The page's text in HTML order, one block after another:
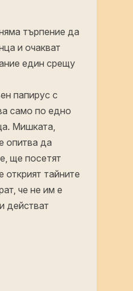
търпение да
и очакват
един срещу
папирус с
само по едно
Мишката,
опитва да
ще посетят
тайните
че не им е
действат